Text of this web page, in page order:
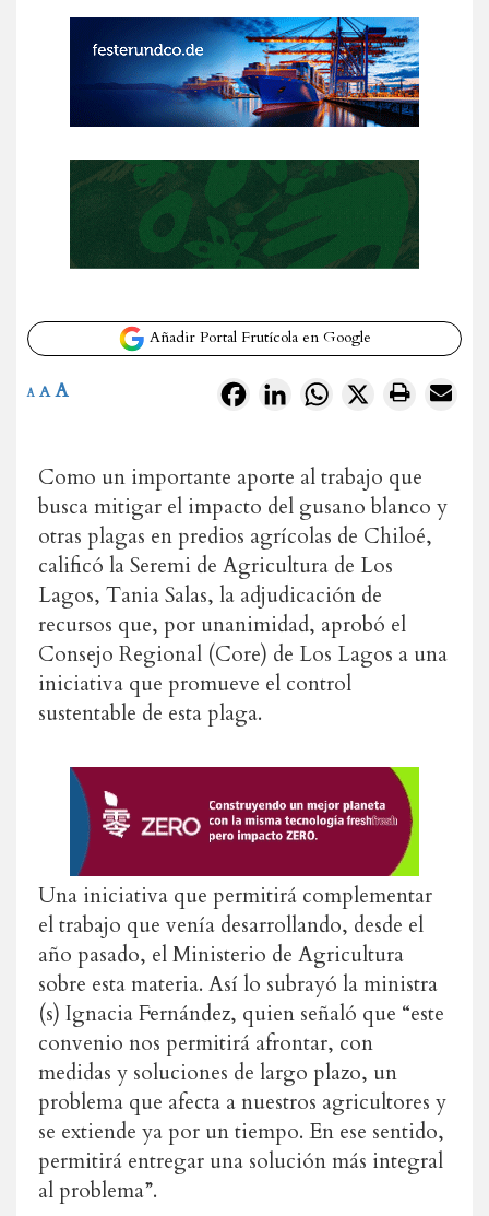
Añadir Portal Frutícola en Google
FacebookLinkedInWhatsApp
X
A A A
Como un importante aporte al trabajo que
busca mitigar el impacto del gusano blanco y
otras plagas en predios agrícolas de Chiloé,
calificó la Seremi de Agricultura de Los
Lagos, Tania Salas, la adjudicación de
recursos que, por unanimidad, aprobó el
Consejo Regional (Core) de Los Lagos a una
iniciativa que promueve el control
sustentable de esta plaga.
Una iniciativa que permitirá complementar
el trabajo que venía desarrollando, desde el
año pasado, el Ministerio de Agricultura
sobre esta materia. Así lo subrayó la ministra
(s) Ignacia Fernández, quien señaló que “este
convenio nos permitirá afrontar, con
medidas y soluciones de largo plazo, un
problema que afecta a nuestros agricultores y
se extiende ya por un tiempo. En ese sentido,
permitirá entregar una solución más integral
al problema”.